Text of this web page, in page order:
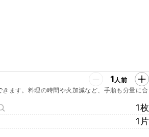
1人前
ます。料理の時間や火加減など、手順も分量に合
1枚
1片